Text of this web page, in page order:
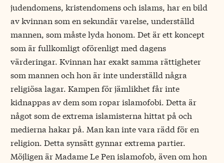
judendomens, kristendomens och islams, har en bild
av kvinnan som en sekundär varelse, underställd
mannen, som måste lyda honom. Det är ett koncept
som är fullkomligt oförenligt med dagens
värderingar. Kvinnan har exakt samma rättigheter
som mannen och hon är inte underställd några
religiösa lagar. Kampen för jämlikhet får inte
kidnappas av dem som ropar islamofobi. Detta är
något som de extrema islamisterna hittat på och
medierna hakar på. Man kan inte vara rädd för en
religion. Detta synsätt gynnar extrema partier.
Möjligen är Madame Le Pen islamofob, även om hon